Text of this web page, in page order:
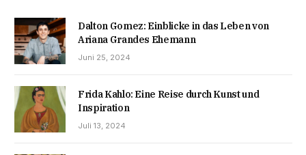
Dalton Gomez: Einblicke in das Leben von
Ariana Grandes Ehemann
Juni 25, 2024
Frida Kahlo: Eine Reise durch Kunst und
Inspiration
Juli 13, 2024